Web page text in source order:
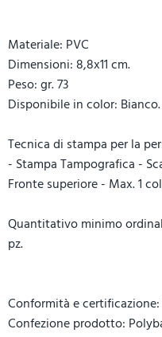
Materiale: PVC
Dimensioni: 8,8x11 cm.
Peso: gr. 73
Disponibile in color: Bianco.
Tecnica di stampa per la
- Stampa Tampografica -
Fronte superiore - Max. 1
Quantitativo minimo
pz.
Conformità e certificazione:
Confezione prodotto: